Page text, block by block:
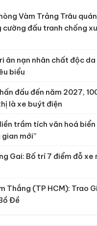
Vàm Trảng Trâu
cường đấu tranh chống
ân nạn nhân chất độc
biểu
đấu đến năm 2027,
là xe buýt điện
trầm tích văn hoá
mới”
Gai: Bố trí 7 điểm đỗ xe
Thắng (TP HCM): Trao
Đề